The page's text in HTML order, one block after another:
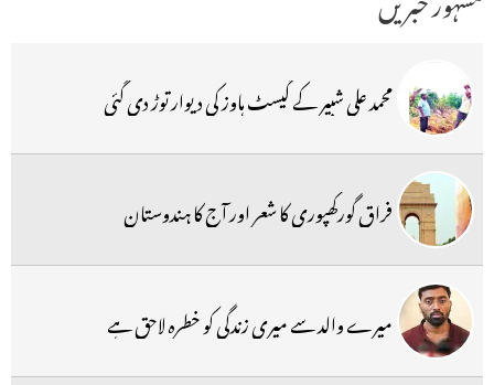
محمد علی شبیر کے گیسٹ ہاوز کی دیوار توڑ دی گئی
فراق گورکھپوری کا شعر اور آج کا ہندوستان
میرے والد سے میری زندگی کو خطرہ لاحق ہے